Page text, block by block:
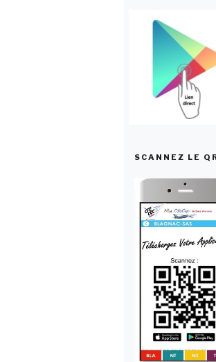
SCANNEZ LE